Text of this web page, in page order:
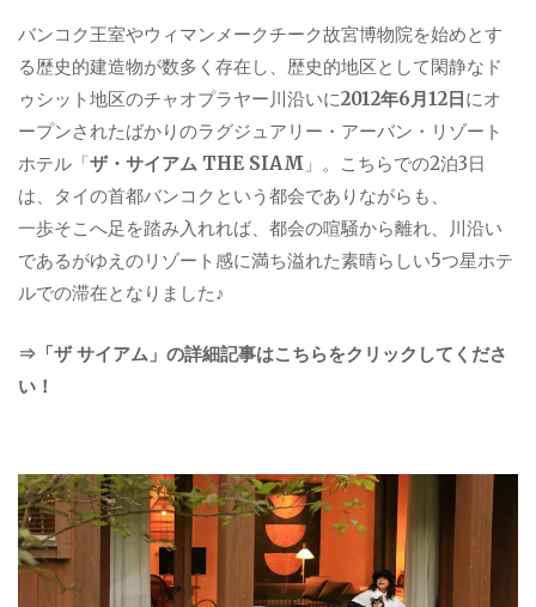
バンコク王室やウィマンメークチーク故宮博物院を始めとす
る歴史的建造物が数多く存在し、歴史的地区として閑静なド
ゥシット地区のチャオプラヤー川沿いに2012年6月12日にオ
ープンされたばかりのラグジュアリー・アーバン・リゾート
ホテル「ザ・サイアム THE SIAM 」。こちらでの2泊3日
は、タイの首都バンコクという都会でありながらも、
一歩そこへ足を踏み入れれば、都会の喧騒から離れ、川沿い
であるがゆえのリゾート感に満ち溢れた素晴らしい5つ星ホテ
ルでの滞在となりました♪
⇒「ザ サイアム」の詳細記事はこちらをクリックしてくださ
い！